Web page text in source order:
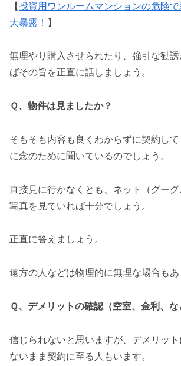
【投資用ワンルームマンションの危険
大暴露！ 】
無理やり購入させられたり、強引な勧
ばその旨を正直に話しましょう。
Ｑ、物件は見ましたか？
そもそも内容も良くわからずに契約し
に念のために聞いているのでしょう。
直接見に行かなくとも、ネット（グー
写真を見ていれば十分でしょう。
正直に答えましょう。
遠方の人などは物理的に無理な場合もあ
Ｑ、デメリットの確認（空室、金利、な
信じられないと思いますが、デメリッ
ないまま契約に至る人もいます。